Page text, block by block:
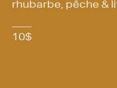
rhubarbe, pêche &
10$